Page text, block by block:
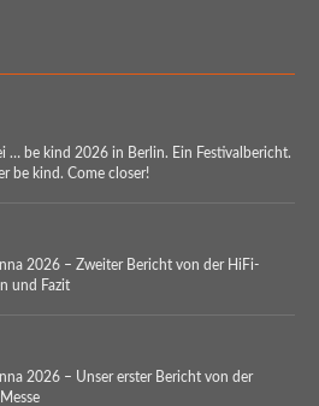
… be kind 2026 in Berlin. Ein Festivalbericht.
be kind. Come closer!
2026 – Zweiter Bericht von der HiFi-
und Fazit
2026 – Unser erster Bericht von der